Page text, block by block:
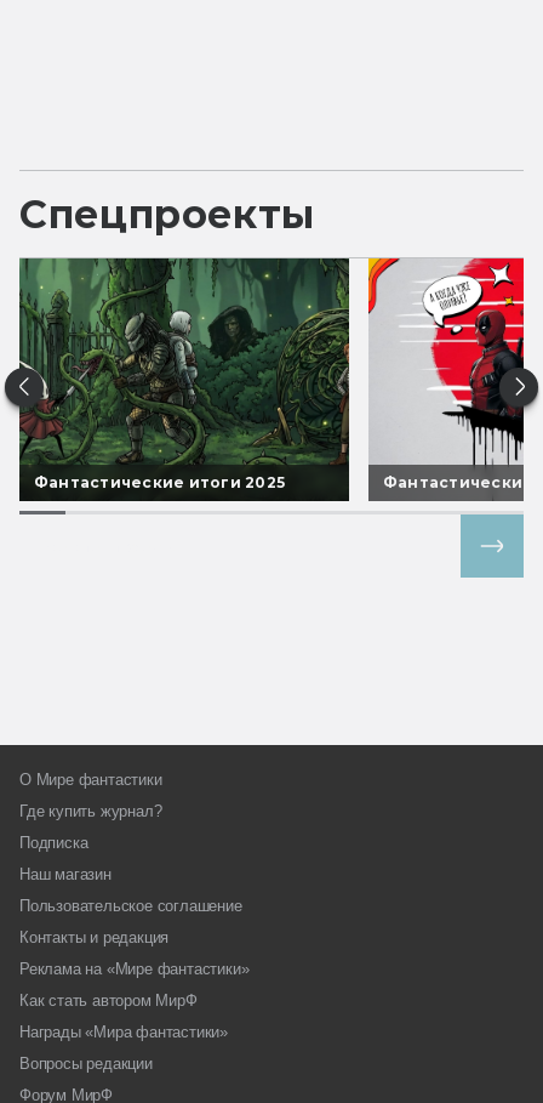
Спецпроекты
Фантастические итоги 2025 Фантастические
О Мире фантастики
Где купить журнал?
Подписка
Наш магазин
Пользовательское соглашение
Контакты и редакция
Реклама на «Мире фантастики»
Как стать автором МирФ
Награды «Мира фантастики»
Вопросы редакции
Форум МирФ